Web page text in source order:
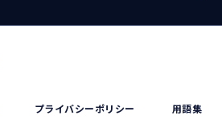
プライバシーポリシー 用語集